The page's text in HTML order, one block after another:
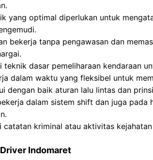
yang optimal diperlukan untuk
bekerja tanpa pengawasan dan
teknik dasar pemeliharaan kendaraan
dalam waktu yang fleksibel untuk
dengan baik aturan lalu lintas dan
dalam sistem shift dan juga pada
catatan kriminal atau aktivitas
Indomaret